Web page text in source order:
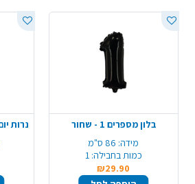
בלון מספרים 1 - שחור
מידה: 86 ס"מ
כמות בחבילה: 1
₪29.90